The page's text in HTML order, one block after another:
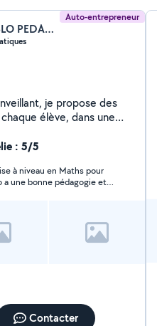
Auto-entrepreneur
Pablo Audin (PABLO PEDAGOGIE ET PRESTATIONS)
je propose des
élève, dans une
en ses capacités, à
le plaisir
: 5/5
à niveau en Maths pour
a une bonne pédagogie et
Contacter